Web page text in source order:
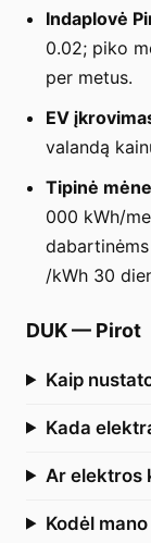
Indaplovė
0.02; piko
per metus.
EV
valandą
Tipinė
000 kWh/
/kWh 30
DUK— Pirot
Kaip
Kada
Ar elektros
Kodėl